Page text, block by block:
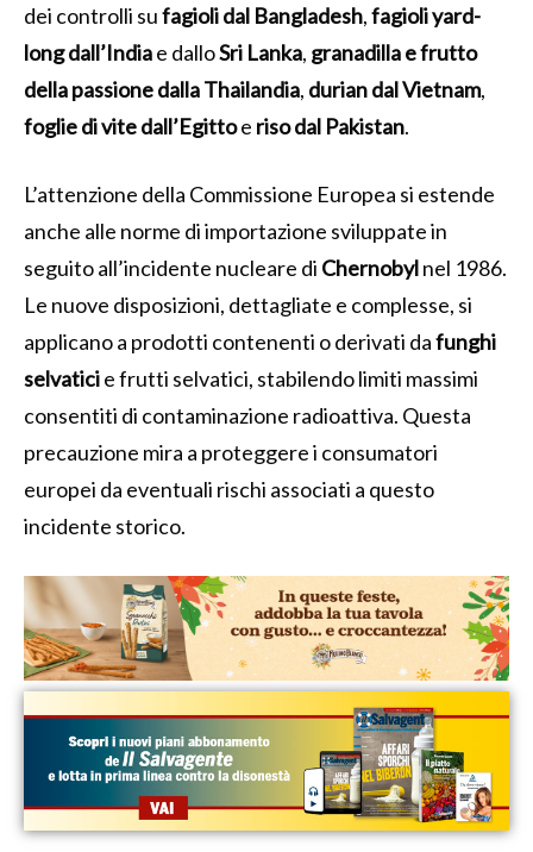
dei controlli sufagioli dal Bangladesh,fagioli yard-
long dall’Indiae dalloSri Lanka, granadilla e frutto
della passione dalla Thailandia, durian dal Vietnam,
foglie di vite dall’Egittoe riso dal Pakistan.
L’attenzione della Commissione Europea si estende
anche alle norme di importazione sviluppate in
seguito all’incidente nucleare di Chernobylnel 1986.
Le nuove disposizioni, dettagliate e complesse, si
applicano a prodotti contenenti o derivati dafunghi
selvaticie frutti selvatici, stabilendo limiti massimi
consentiti di contaminazione radioattiva. Questa
precauzione mira a proteggere i consumatori
europei da eventuali rischi associati a questo
incidente storico.